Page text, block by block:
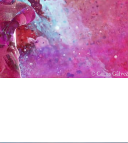
© Carlos Gálvez